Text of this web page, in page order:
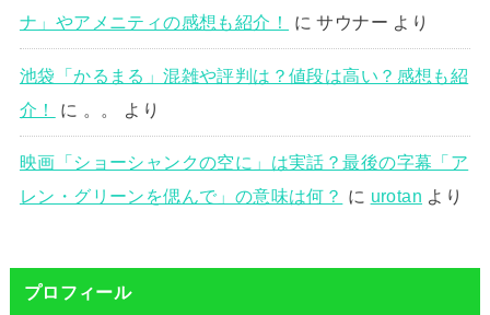
ナ」やアメニティの感想も紹介！
にサウナー より
池袋「かるまる」混雑や評判は？値段は高い？感想も紹
介！
に 。。 より
映画「ショーシャンクの空に」は実話？最後の字幕「ア
レン・グリーンを偲んで」の意味は何？ に urotan より
プロフィール